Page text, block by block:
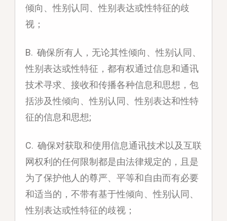
倾向、性别认同、性别表达或性特征的歧
视；
B. 确保所有人，无论其性倾向、性别认同、
性别表达或性特征，都有权通过信息和通讯
技术寻求、接收和传播各种信息和思想，包
括涉及性倾向、性别认同、性别表达和性特
征的信息和思想;
C. 确保对获取和使用信息通讯技术以及互联
网权利的任何限制都是由法律规定的，且是
为了保护他人的尊严、平等和自由而有必要
和适当的，不带有基于性倾向、性别认同、
性别表达或性特征的歧视；